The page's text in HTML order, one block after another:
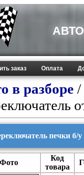
заказ Оплата
в разборе /
печки б/у
Фото
Код
товара